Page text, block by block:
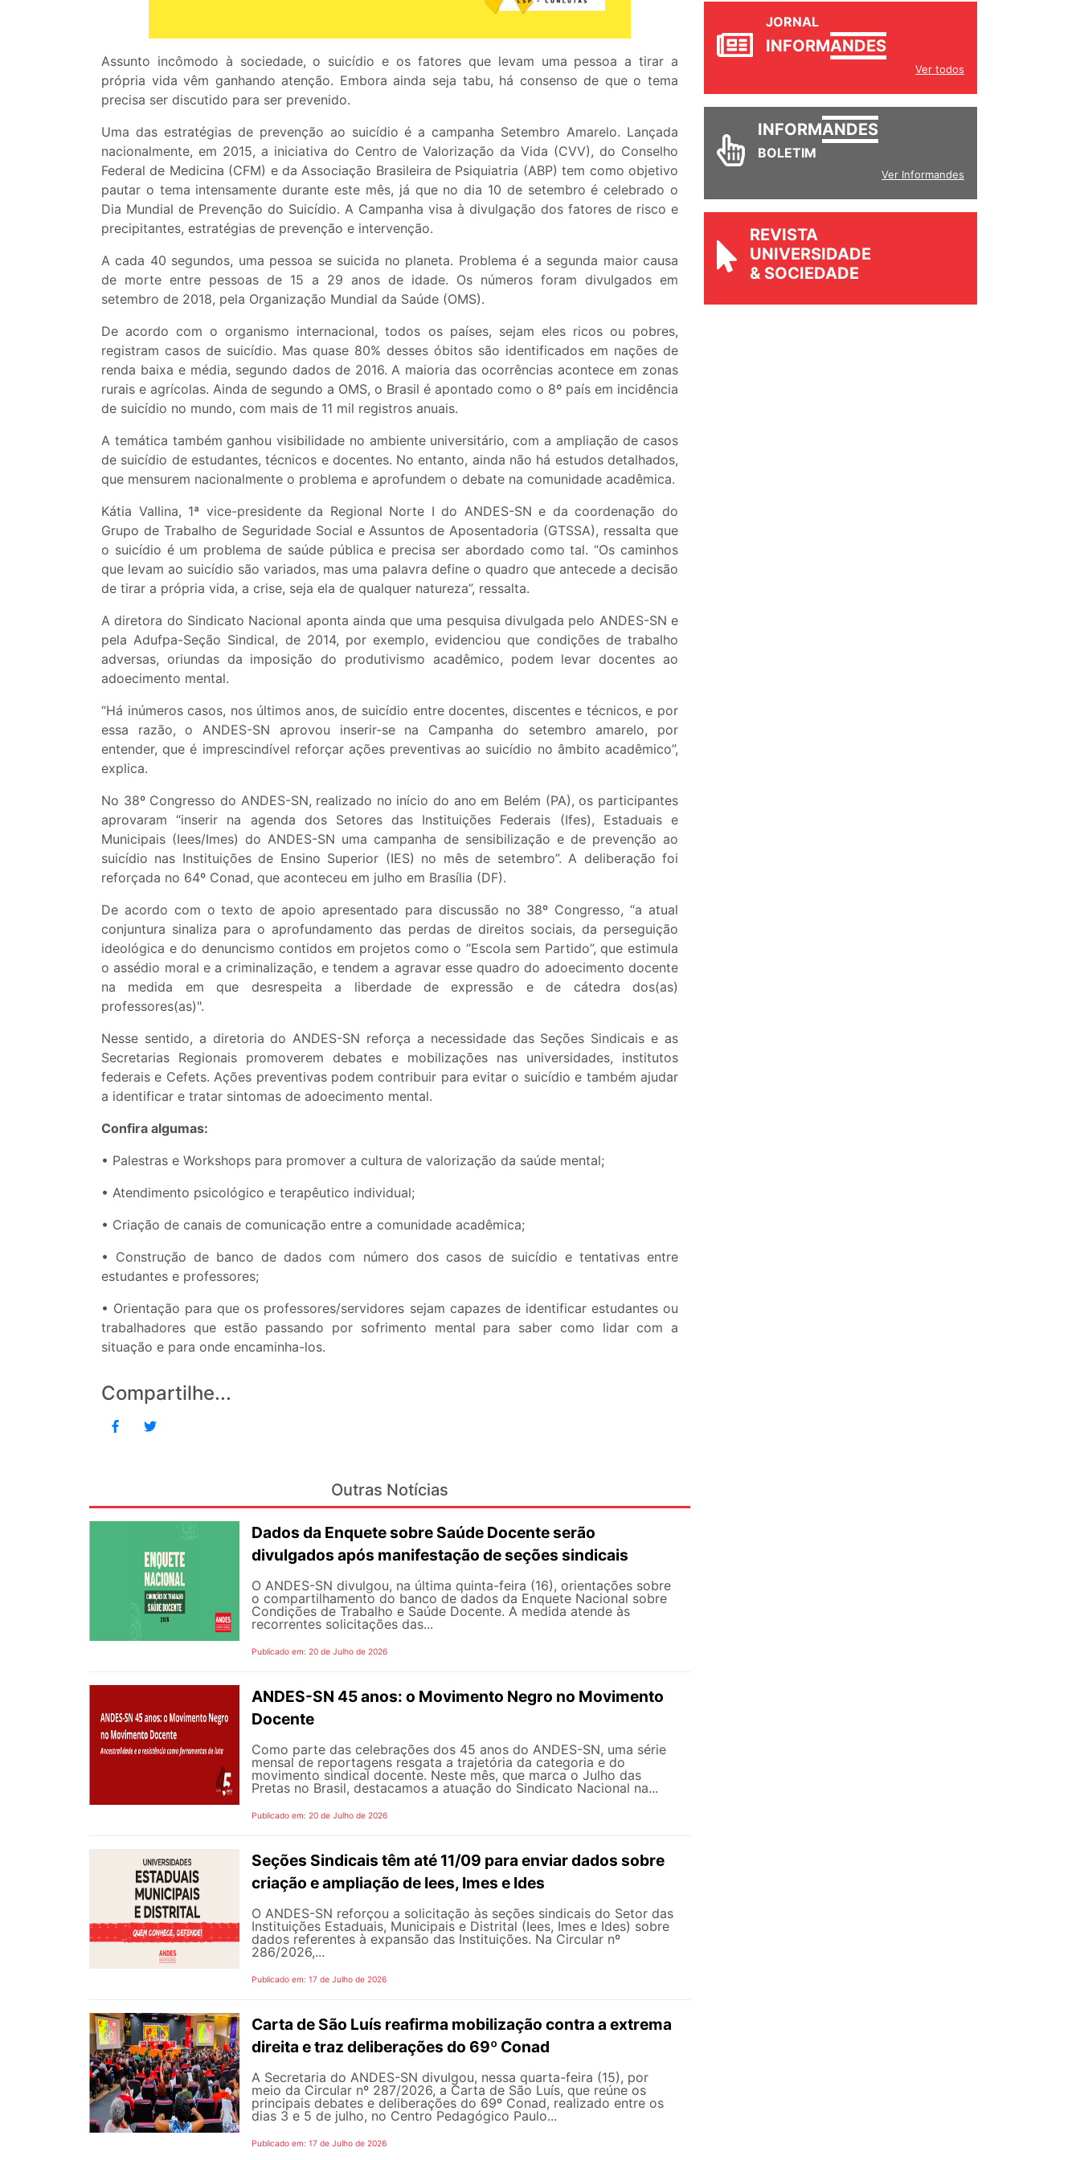
Assunto incômodo à sociedade, o suicídio e os fatores que levam uma pessoa a tirar a
própria vida vêm ganhando atenção. Embora ainda seja tabu, há consenso de que o tema
precisa ser discutido para ser prevenido.
Uma das estratégias de prevenção ao suicídio é a campanha Setembro Amarelo. Lançada
nacionalmente, em 2015, a iniciativa do Centro de Valorização da Vida (CVV), do Conselho
Federal de Medicina (CFM) e da Associação Brasileira de Psiquiatria (ABP) tem como objetivo
pautar o tema intensamente durante este mês, já que no dia 10 de setembro é celebrado o
Dia Mundial de Prevenção do Suicídio. A Campanha visa à divulgação dos fatores de risco e
precipitantes, estratégias de prevenção e intervenção.
A cada 40 segundos, uma pessoa se suicida no planeta. Problema é a segunda maior causa
de morte entre pessoas de 15 a 29 anos de idade. Os números foram divulgados em
setembro de 2018, pela Organização Mundial da Saúde (OMS).
De acordo com o organismo internacional, todos os países, sejam eles ricos ou pobres,
registram casos de suicídio. Mas quase 80% desses óbitos são identificados em nações de
renda baixa e média, segundo dados de 2016. A maioria das ocorrências acontece em zonas
rurais e agrícolas. Ainda de segundo a OMS, o Brasil é apontado como o 8º país em incidência
de suicídio no mundo, com mais de 11 mil registros anuais.
A temática também ganhou visibilidade no ambiente universitário, com a ampliação de casos
de suicídio de estudantes, técnicos e docentes. No entanto, ainda não há estudos detalhados,
que mensurem nacionalmente o problema e aprofundem o debate na comunidade acadêmica.
Kátia Vallina, 1ª vice-presidente da Regional Norte I do ANDES-SN e da coordenação do
Grupo de Trabalho de Seguridade Social e Assuntos de Aposentadoria (GTSSA), ressalta que
o suicídio é um problema de saúde pública e precisa ser abordado como tal. “Os caminhos
que levam ao suicídio são variados, mas uma palavra define o quadro que antecede a decisão
de tirar a própria vida, a crise, seja ela de qualquer natureza”, ressalta.
A diretora do Sindicato Nacional aponta ainda que uma pesquisa divulgada pelo ANDES-SN e
pela Adufpa-Seção Sindical, de 2014, por exemplo, evidenciou que condições de trabalho
adversas, oriundas da imposição do produtivismo acadêmico, podem levar docentes ao
adoecimento mental.
“Há inúmeros casos, nos últimos anos, de suicídio entre docentes, discentes e técnicos, e por
essa razão, o ANDES-SN aprovou inserir-se na Campanha do setembro amarelo, por
entender, que é imprescindível reforçar ações preventivas ao suicídio no âmbito acadêmico”,
explica.
No 38º Congresso do ANDES-SN, realizado no início do ano em Belém (PA), os participantes
aprovaram “inserir na agenda dos Setores das Instituições Federais (Ifes), Estaduais e
Municipais (Iees/Imes) do ANDES-SN uma campanha de sensibilização e de prevenção ao
suicídio nas Instituições de Ensino Superior (IES) no mês de setembro”. A deliberação foi
reforçada no 64º Conad, que aconteceu em julho em Brasília (DF).
De acordo com o texto de apoio apresentado para discussão no 38º Congresso, “a atual
conjuntura sinaliza para o aprofundamento das perdas de direitos sociais, da perseguição
ideológica e do denuncismo contidos em projetos como o “Escola sem Partido”, que estimula
o assédio moral e a criminalização, e tendem a agravar esse quadro do adoecimento docente
na medida em que desrespeita a liberdade de expressão e de cátedra dos(as)
professores(as)".
Nesse sentido, a diretoria do ANDES-SN reforça a necessidade das Seções Sindicais e as
Secretarias Regionais promoverem debates e mobilizações nas universidades, institutos
federais e Cefets. Ações preventivas podem contribuir para evitar o suicídio e também ajudar
a identificar e tratar sintomas de adoecimento mental.
Confira algumas:
• Palestras e Workshops para promover a cultura de valorização da saúde mental;
• Atendimento psicológico e terapêutico individual;
• Criação de canais de comunicação entre a comunidade acadêmica;
• Construção de banco de dados com número dos casos de suicídio e tentativas entre
estudantes e professores;
• Orientação para que os professores/servidores sejam capazes de identificar estudantes ou
trabalhadores que estão passando por sofrimento mental para saber como lidar com a
situação e para onde encaminha-los.
Compartilhe...
Outras Notícias
Dados da Enquete sobre Saúde Docente serão
divulgados após manifestação de seções sindicais
O ANDES-SN divulgou, na última quinta-feira (16), orientações sobre
o compartilhamento do banco de dados da Enquete Nacional sobre
Condições de Trabalho e Saúde Docente. A medida atende às
recorrentes solicitações das...
Publicado em: 20 de Julho de 2026
ANDES-SN 45 anos: o Movimento Negro no Movimento
Docente
Como parte das celebrações dos 45 anos do ANDES-SN, uma série
mensal de reportagens resgata a trajetória da categoria e do
movimento sindical docente. Neste mês, que marca o Julho das
Pretas no Brasil, destacamos a atuação do Sindicato Nacional na...
Publicado em: 20 de Julho de 2026
Seções Sindicais têm até 11/09 para enviar dados sobre
criação e ampliação de Iees, Imes e Ides
O ANDES-SN reforçou a solicitação às seções sindicais do Setor das
Instituições Estaduais, Municipais e Distrital (Iees, Imes e Ides) sobre
dados referentes à expansão das Instituições. Na Circular nº
286/2026,...
Publicado em: 17 de Julho de 2026
Carta de São Luís reafirma mobilização contra a extrema
direita e traz deliberações do 69º Conad
A Secretaria do ANDES-SN divulgou, nessa quarta-feira (15), por
meio da Circular nº 287/2026, a Carta de São Luís, que reúne os
principais debates e deliberações do 69º Conad, realizado entre os
dias 3 e 5 de julho, no Centro Pedagógico Paulo...
Publicado em: 17 de Julho de 2026
JORNAL
Ver todos
INFORM
Ver Informandes
REVISTA
UNIVERSIDADE